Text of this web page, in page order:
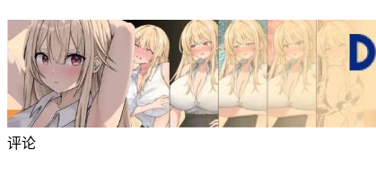
评论